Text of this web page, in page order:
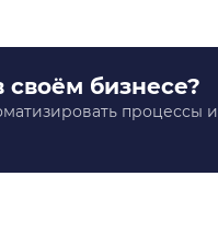
своём бизнесе?
процессы и